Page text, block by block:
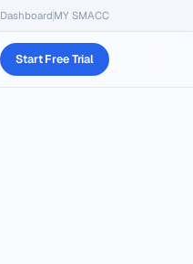
Dashboard MY SMACC
Start Free Trial